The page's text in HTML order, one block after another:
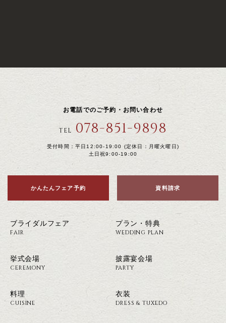
お電話でのご予約・お問い合わせ
TEL 078-851-9898
受付時間：平日12:00-19:00 (定休日：月曜火曜日)
土日祝9:00-19:00
かんたんフェア予約 資料請求
ブライダルフェア
FAIR
プラン・特典
WEDDING PLAN
挙式会場
CEREMONY
披露宴会場
PARTY
料理
CUISINE
衣装
DRESS & TUXEDO